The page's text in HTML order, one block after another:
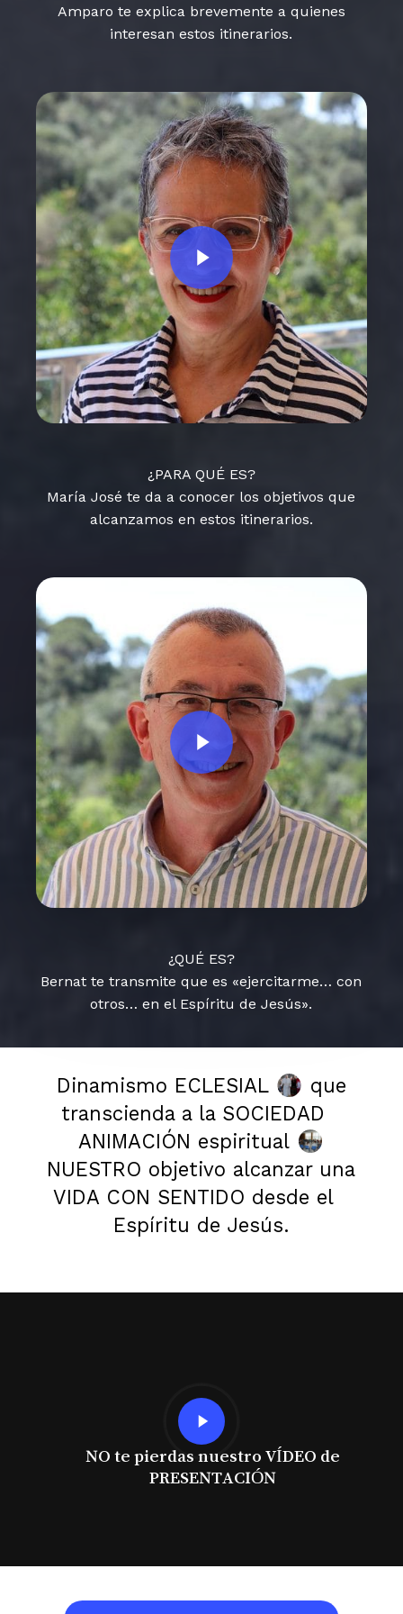
Amparo te explica brevemente a quienes
interesan estos itinerarios.
Play Video
¿PARA QUÉ ES?
María José te da a conocer los objetivos que
alcanzamos en estos itinerarios.
Play Video
¿QUÉ ES?
Bernat te transmite que es «ejercitarme… con
otros… en el Espíritu de Jesús».
Dinamismo ECLESIAL
que
transcienda a la SOCIEDAD
ANIMACIÓN espiritual
NUESTRO objetivo alcanzar una
VIDA CON SENTIDO desde el
Espíritu de Jesús.
Play
Video
NO te pierdas nuestro VÍDEO de
PRESENTACIÓN